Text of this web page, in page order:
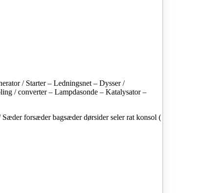
/ Starter – Ledningsnet – Dysser /
/ converter – Lampdasonde – Katalysator –
forsæder bagsæder dørsider seler rat konsol (